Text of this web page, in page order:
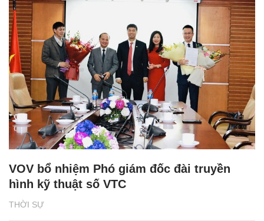
THỜI SỰ
VOV bổ nhiệm Phó giám đốc đài truyền
hình kỹ thuật số VTC